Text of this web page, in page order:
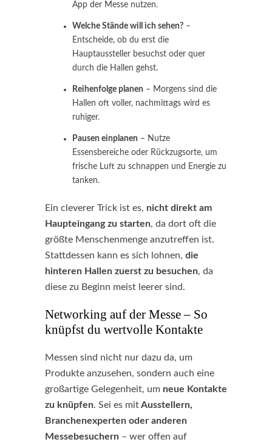
App der Messe nutzen.
Welche Stände will ich sehen? –
Entscheide, ob du erst die
Hauptaussteller besuchst oder quer
durch die Hallen gehst.
Reihenfolge planen – Morgens sind die
Hallen oft voller, nachmittags wird es
ruhiger.
Pausen einplanen – Nutze
Essensbereiche oder Rückzugsorte, um
frische Luft zu schnappen und Energie zu
tanken.
Ein cleverer Trick ist es, nicht direkt am
Haupteingang zu starten, da dort oft die
größte Menschenmenge anzutreffen ist.
Stattdessen kann es sich lohnen, die
hinteren Hallen zuerst zu besuchen, da
diese zu Beginn meist leerer sind.
Networking auf der Messe – So
knüpfst du wertvolle Kontakte
Messen sind nicht nur dazu da, um
Produkte anzusehen, sondern auch eine
großartige Gelegenheit, um neue Kontakte
zu knüpfen. Sei es mitAusstellern,
Branchenexperten oder anderen
Messebesuchern – wer offen auf